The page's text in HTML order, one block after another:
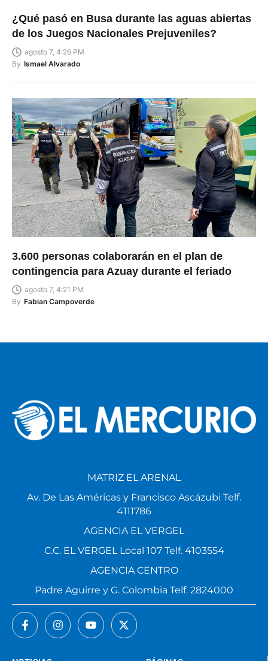
¿Qué pasó en Busa durante las aguas abiertas
de los Juegos Nacionales Prejuveniles?
agosto 7, 4:26 PM
By Ismael Alvarado
3.600 personas colaborarán en el plan de
contingencia para Azuay durante el feriado
agosto 7, 4:21 PM
By Fabian Campoverde
MATRIZ EL ARENAL
Av. De Las Américas y Francisco Ascázubi Telf.
4111786
AGENCIA EL VERGEL
C.C. EL VERGEL Local 107 Telf. 4103554
AGENCIA CENTRO
Padre Aguirre y G. Colombia Telf. 2824000